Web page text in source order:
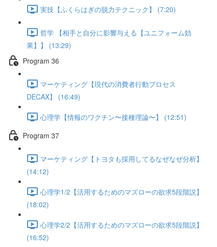
実技【ふくらはぎの脱力テクニック】 (7:20)
哲学 【相手と自分に影響与える【ユニフォーム効
果】】 (13:29)
Program 36
マーケティング【現代の消費者行動プロセス
DECAX】 (16:49)
心理学【情報のワクチン〜接種理論〜】 (12:51)
Program 37
マーケティング【トヨタも採用してるなぜなぜ分析】
(14:12)
心理学1/2【活用するためのマズローの欲求5段階説】
(18:02)
心理学2/2【活用するためのマズローの欲求5段階説】
(16:52)